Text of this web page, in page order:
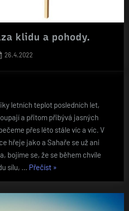
klidu a pohody.
Posted
26.4.2022
letních teplot posledních let,
a přitom přibývá jasných
přes léto stále víc a víc. V
hřeje jako a Sahaře se už ani
bojíme se, že se během chvíle
sílu, … Přečíst„Pergola,
klidu
a
»